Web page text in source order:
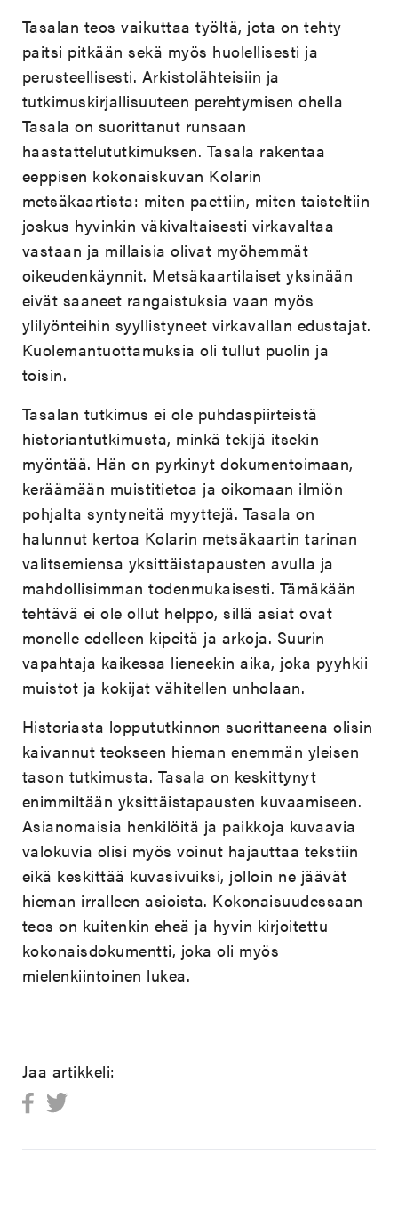
Tasalan teos vaikuttaa työltä, jota on tehty
paitsi pitkään sekä myös huolellisesti ja
perusteellisesti. Arkistolähteisiin ja
tutkimuskirjallisuuteen perehtymisen ohella
Tasala on suorittanut runsaan
haastattelututkimuksen. Tasala rakentaa
eeppisen kokonaiskuvan Kolarin
metsäkaartista: miten paettiin, miten taisteltiin
joskus hyvinkin väkivaltaisesti virkavaltaa
vastaan ja millaisia olivat myöhemmät
oikeudenkäynnit. Metsäkaartilaiset yksinään
eivät saaneet rangaistuksia vaan myös
ylilyönteihin syyllistyneet virkavallan edustajat.
Kuolemantuottamuksia oli tullut puolin ja
toisin.
Tasalan tutkimus ei ole puhdaspiirteistä
historiantutkimusta, minkä tekijä itsekin
myöntää. Hän on pyrkinyt dokumentoimaan,
keräämään muistitietoa ja oikomaan ilmiön
pohjalta syntyneitä myyttejä. Tasala on
halunnut kertoa Kolarin metsäkaartin tarinan
valitsemiensa yksittäistapausten avulla ja
mahdollisimman todenmukaisesti. Tämäkään
tehtävä ei ole ollut helppo, sillä asiat ovat
monelle edelleen kipeitä ja arkoja. Suurin
vapahtaja kaikessa lieneekin aika, joka pyyhkii
muistot ja kokijat vähitellen unholaan.
Historiasta loppututkinnon suorittaneena olisin
kaivannut teokseen hieman enemmän yleisen
tason tutkimusta. Tasala on keskittynyt
enimmiltään yksittäistapausten kuvaamiseen.
Asianomaisia henkilöitä ja paikkoja kuvaavia
valokuvia olisi myös voinut hajauttaa tekstiin
eikä keskittää kuvasivuiksi, jolloin ne jäävät
hieman irralleen asioista. Kokonaisuudessaan
teos on kuitenkin eheä ja hyvin kirjoitettu
kokonaisdokumentti, joka oli myös
mielenkiintoinen lukea.
Jaa artikkeli: